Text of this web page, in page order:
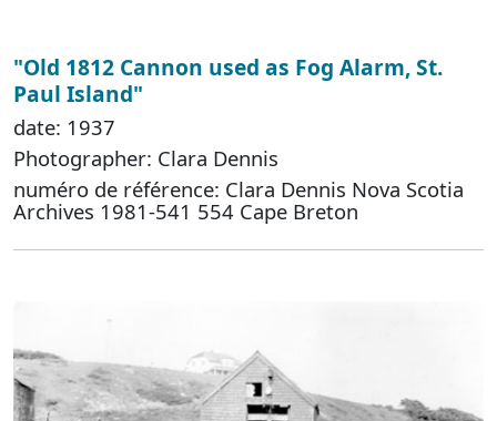
"Old 1812 Cannon used as Fog Alarm, St.
Paul Island"
date: 1937
Photographer: Clara Dennis
numéro de référence: Clara Dennis Nova Scotia
Archives 1981-541 554 Cape Breton